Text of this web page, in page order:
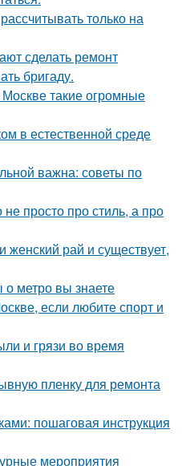
только на
сделать ремонт
бригаду.
такие огромные
в естественной среде
важна: советы по
просто про стиль, а про
женский рай и существует,
метро вы знаете
если любите спорт и
и грязи во время
пленку для ремонта
пошаговая инструкция
мероприятия